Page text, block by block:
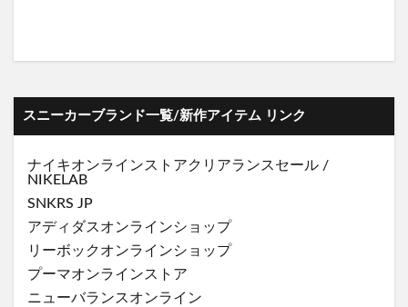
スニーカーブランド一覧/新作アイテム リンク
ナイキオンラインストアクリアランスセール /
NIKELAB
SNKRS JP
アディダスオンラインショップ
リーボックオンラインショップ
プーマオンラインストア
ニューバランスオンライン